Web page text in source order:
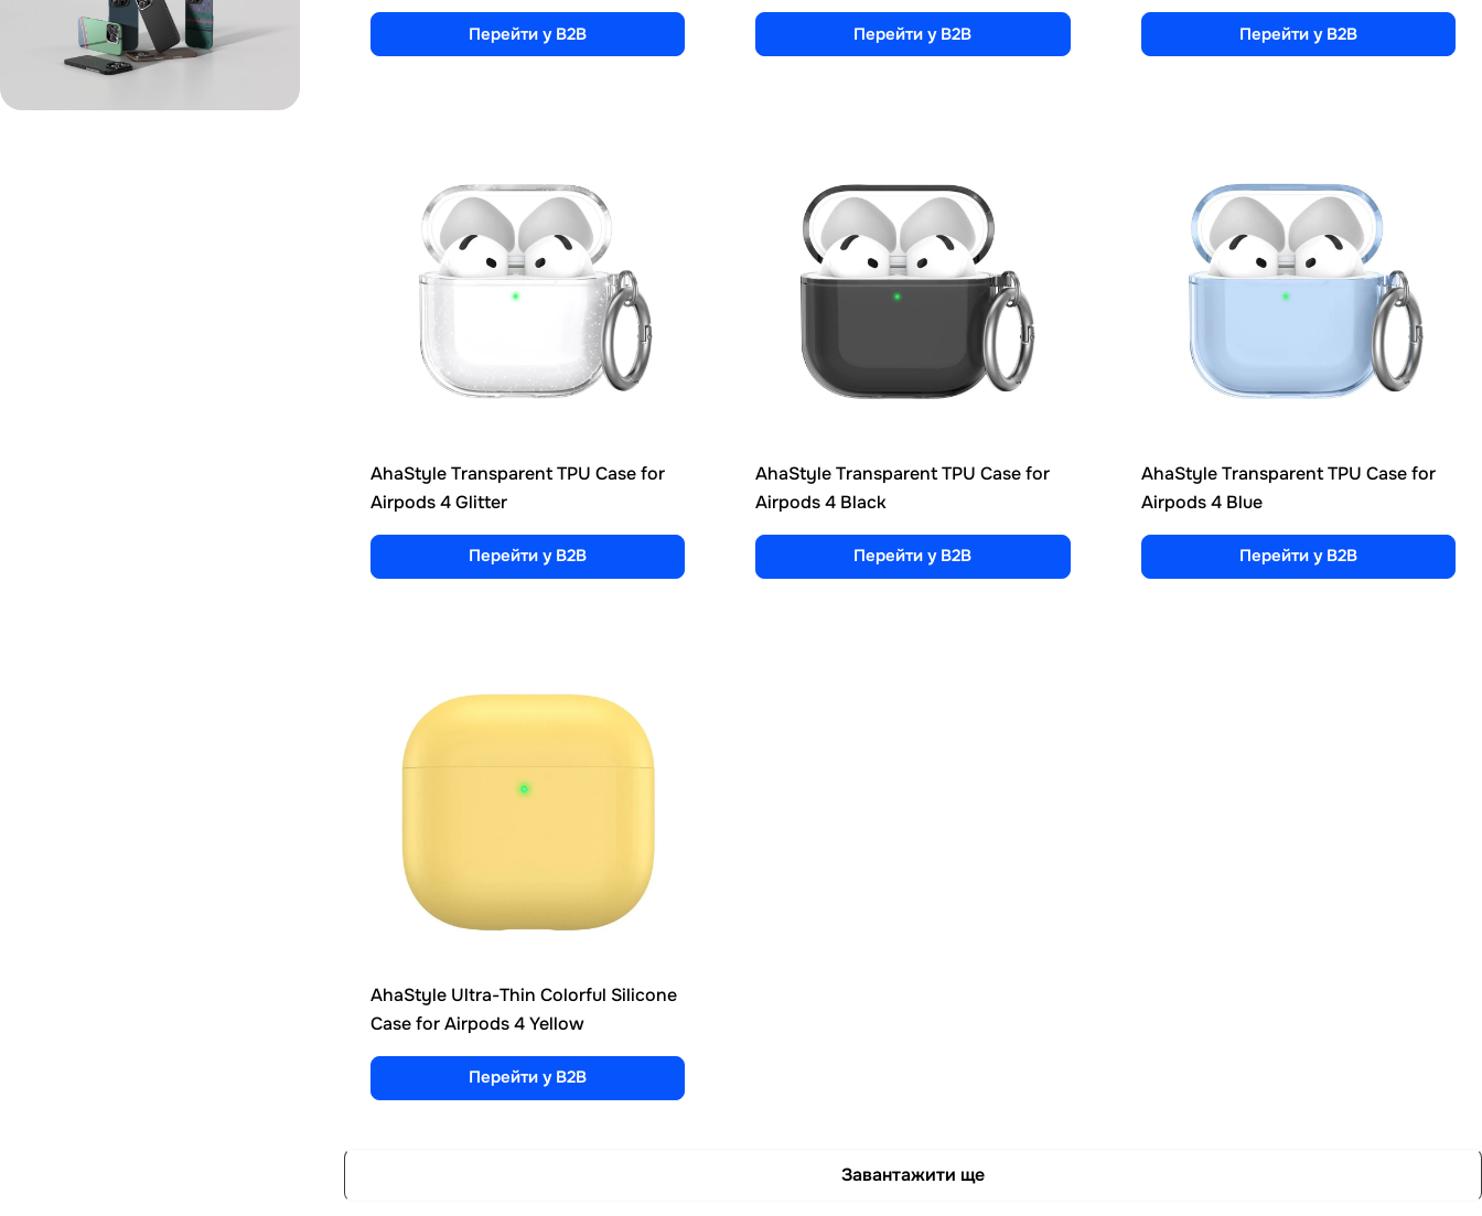
Перейти у B2B Перейти у B2B Перейти у B2B
AhaStyle Transparent TPU Case for
Airpods 4 Glitter
Перейти у B2B
AhaStyle Transparent TPU Case for
Airpods 4 Black
Перейти у B2B
AhaStyle Transparent TPU Case for
Airpods 4 Blue
Перейти у B2B
AhaStyle Ultra-Thin Colorful Silicone
Case for Airpods 4 Yellow
Перейти у B2B
Завантажити ще